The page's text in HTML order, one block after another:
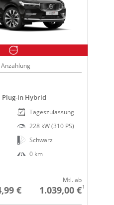
Plug-in Hybrid
Tageszulassung
228 kW (310 PS)
Schwarz
0 km
€
Mtl. ab
1.039,00 €1